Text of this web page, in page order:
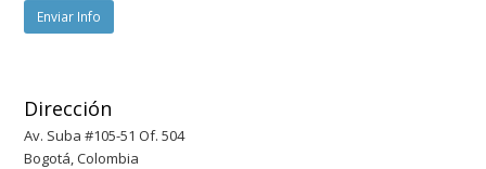
Dirección
Av. Suba #105-51 Of. 504
Bogotá, Colombia